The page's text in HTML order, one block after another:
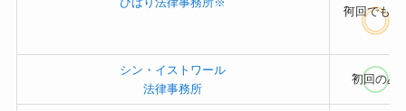
?
何回でも
シン・イストワール
法律事務所
?
初回のみ